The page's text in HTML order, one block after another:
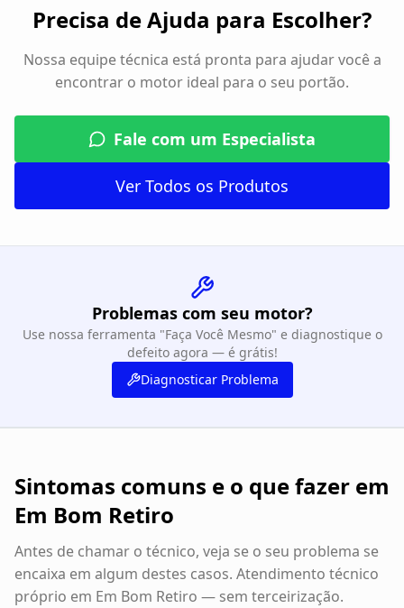
Precisa de Ajuda para Escolher?
Nossa equipe técnica está pronta para ajudar você a
encontrar o motor ideal para o seu portão.
Fale com um Especialista
Ver Todos os Produtos
Problemas com seu motor?
Use nossa ferramenta "Faça Você Mesmo" e diagnostique o
defeito agora — é grátis!
Diagnosticar Problema
Sintomas comuns e o que fazer em
Em Bom Retiro
Antes de chamar o técnico, veja se o seu problema se
encaixa em algum destes casos. Atendimento técnico
próprio em Em Bom Retiro — sem terceirização.